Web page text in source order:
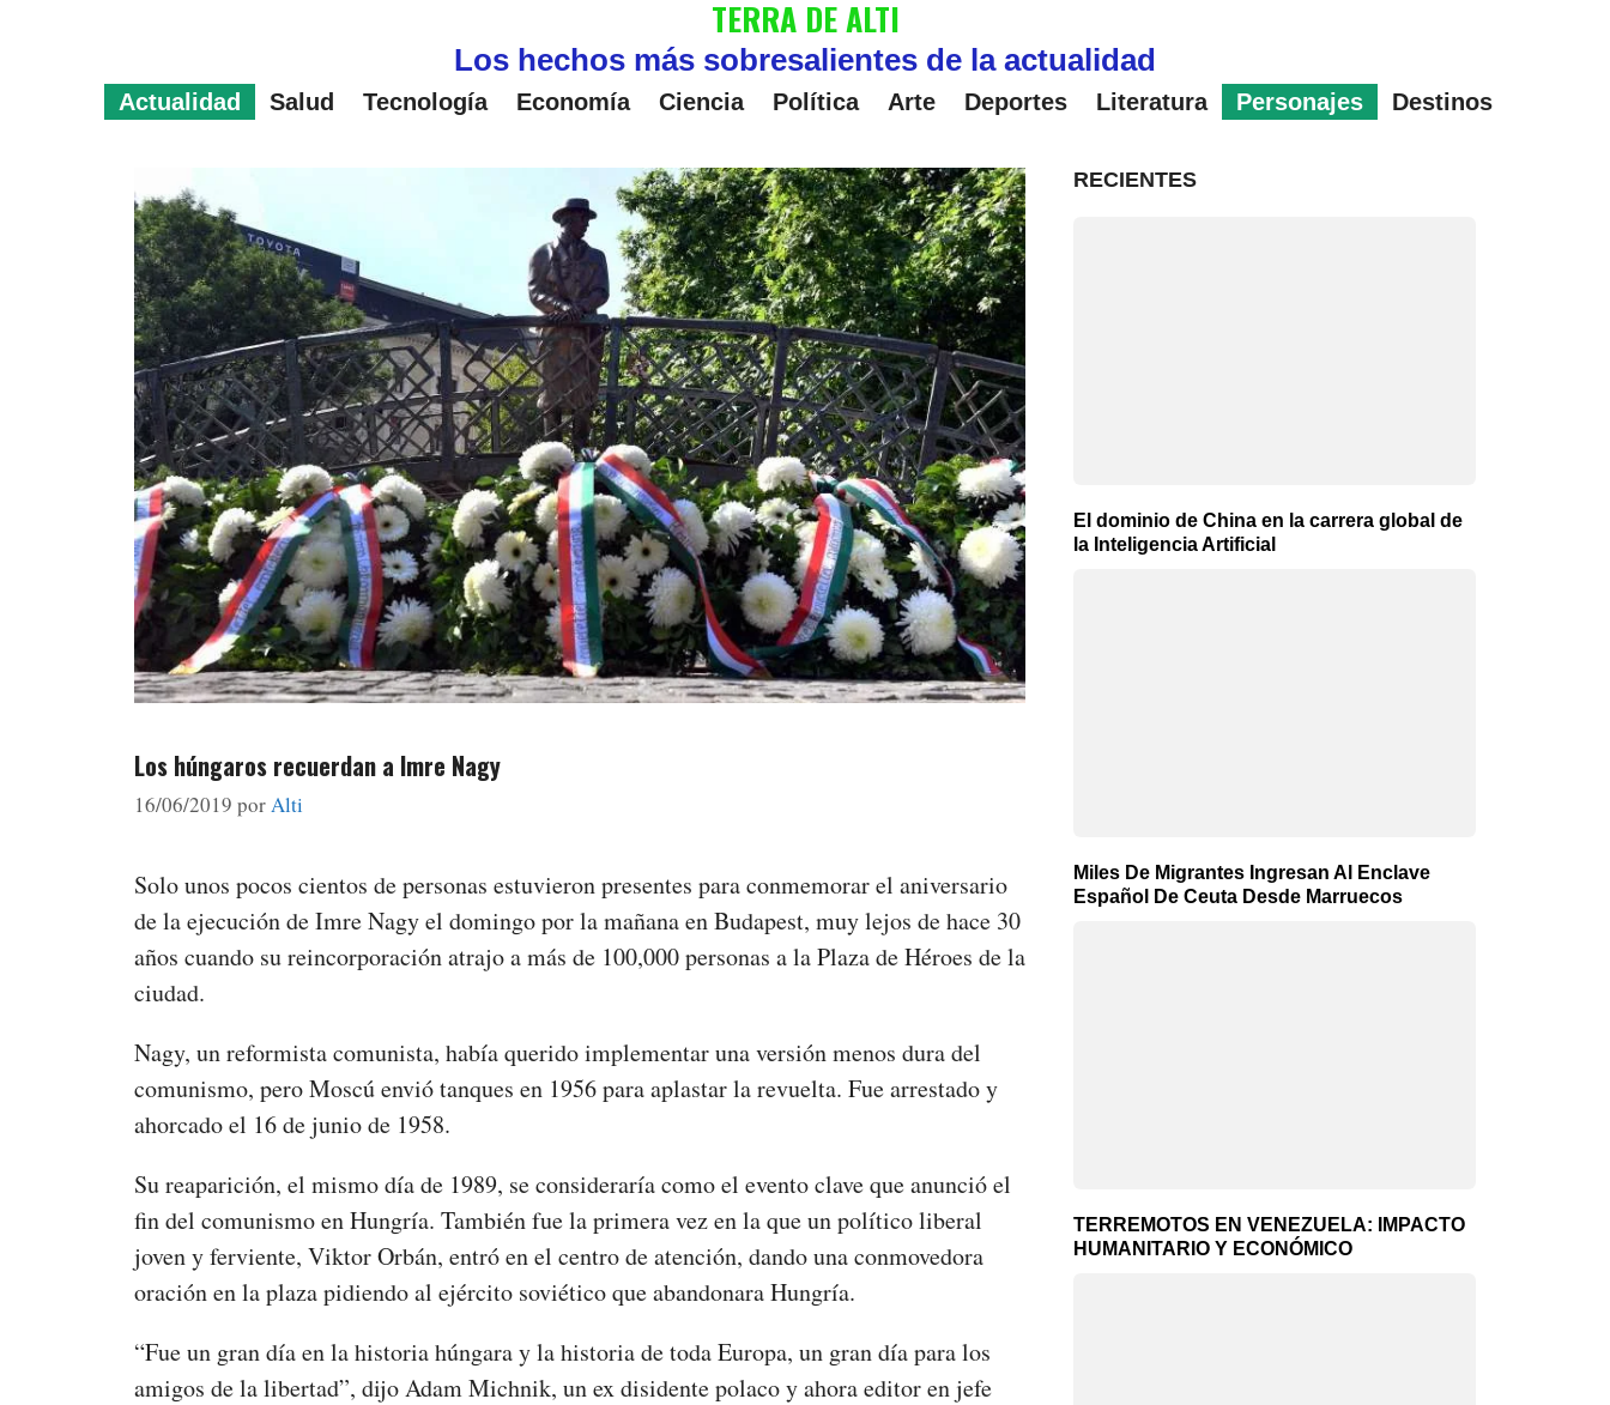
TERRA DE ALTI
Los hechos más sobresalientes de la actualidad
Actualidad Salud Tecnología Economía Ciencia Política Arte Deportes Literatura Personajes Destinos
Los húngaros recuerdan a Imre Nagy
16/06/2019 porAlti
Solo unos pocos cientos de personas estuvieron presentes para conmemorar el aniversario
de la ejecución de Imre Nagy el domingo por la mañana en Budapest, muy lejos de hace 30
años cuando su reincorporación atrajo a más de 100,000 personas a la Plaza de Héroes de la
ciudad.
Nagy, un reformista comunista, había querido implementar una versión menos dura del
comunismo, pero Moscú envió tanques en 1956 para aplastar la revuelta. Fue arrestado y
ahorcado el 16 de junio de 1958.
Su reaparición, el mismo día de 1989, se consideraría como el evento clave que anunció el
fin del comunismo en Hungría. También fue la primera vez en la que un político liberal
joven y ferviente, Viktor Orbán, entró en el centro de atención, dando una conmovedora
oración en la plaza pidiendo al ejército soviético que abandonara Hungría.
“Fue un gran día en la historia húngara y la historia de toda Europa, un gran día para los
amigos de la libertad”, dijo Adam Michnik, un ex disidente polaco y ahora editor en jefe
RECIENTES
El dominio de China en la carrera global de
la Inteligencia Artificial
Miles De Migrantes Ingresan Al Enclave
Español De Ceuta Desde Marruecos
TERREMOTOS EN VENEZUELA: IMPACTO
HUMANITARIO Y ECONÓMICO